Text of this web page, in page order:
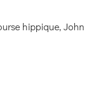
hippique, John